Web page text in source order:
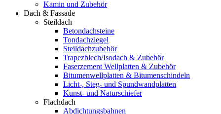
Kamin und Zubehör
Dach & Fassade
Steildach
Betondachsteine
Tondachziegel
Steildachzubehör
Trapezblech/Isodach & Zubehör
Faserzement Wellplatten & Zubehör
Bitumenwellplatten & Bitumenschindeln
Licht-, Steg- und Spundwandplatten
Kunst- und Naturschiefer
Flachdach
Abdichtungsbahnen